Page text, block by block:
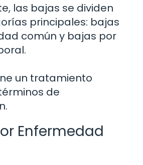
las bajas se dividen
principales: bajas
común y bajas por
un tratamiento
de
Enfermedad